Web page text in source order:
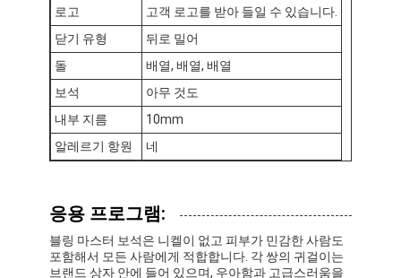
로고
고객 로고를 받아 들일 수 있습니다.
닫기 유형
뒤로 밀어
돌
배열, 배열, 배열
보석
아무 것도
내부 지름
10mm
알레르기 항원
네
응용 프로그램:
블링 마스터 보석은 니켈이 없고 피부가 민감한 사람도
포함해서 모든 사람에게 적합합니다. 각 쌍의 귀걸이는
브랜드 상자 안에 들어 있으며, 우아함과 고급스러움을